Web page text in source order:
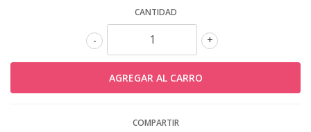
CANTIDAD
+
-
COMPARTIR